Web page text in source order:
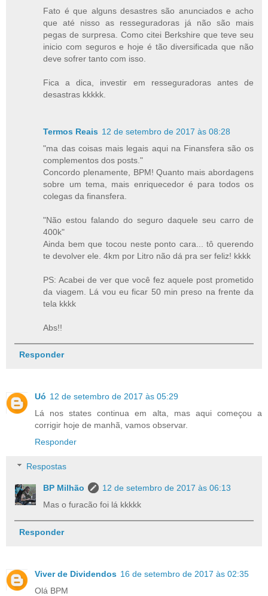
Fato é que alguns desastres são anunciados e acho
que até nisso as resseguradoras já não são mais
pegas de surpresa. Como citei Berkshire que teve seu
inicio com seguros e hoje é tão diversificada que não
deve sofrer tanto com isso.
Fica a dica, investir em resseguradoras antes de
desastras kkkkk.
Termos Reais 12 de setembro de 2017 às 08:28
"ma das coisas mais legais aqui na Finansfera são os
complementos dos posts."
Concordo plenamente, BPM! Quanto mais abordagens
sobre um tema, mais enriquecedor é para todos os
colegas da finansfera.
"Não estou falando do seguro daquele seu carro de
400k"
Ainda bem que tocou neste ponto cara... tô querendo
te devolver ele. 4km por Litro não dá pra ser feliz! kkkk
PS: Acabei de ver que você fez aquele post prometido
da viagem. Lá vou eu ficar 50 min preso na frente da
tela kkkk
Abs!!
Responder
Uó 12 de setembro de 2017 às 05:29
Lá nos states continua em alta, mas aqui começou a
corrigir hoje de manhã, vamos observar.
Responder
Respostas
BP Milhão
12 de setembro de 2017 às 06:13
Mas o furacão foi lá kkkkk
Responder
Viver de Dividendos 16 de setembro de 2017 às 02:35
Olá BPM